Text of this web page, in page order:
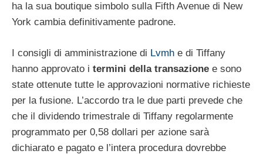
ha la sua boutique simbolo sulla Fifth Avenue di New
York cambia definitivamente padrone.
I consigli di amministrazione di Lvmh e di Tiffany
hanno approvato i termini della transazione e sono
state ottenute tutte le approvazioni normative richieste
per la fusione. L’accordo tra le due parti prevede che
che il dividendo trimestrale di Tiffany regolarmente
programmato per 0,58 dollari per azione sarà
dichiarato e pagato e l’intera procedura dovrebbe